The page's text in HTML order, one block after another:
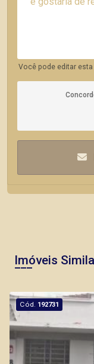
Você pode editar
Imóveis
Cód. 192731